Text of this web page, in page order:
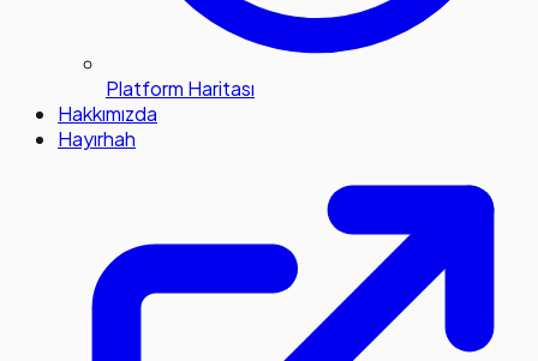
Platform Haritası
Hakkımızda
Hayırhah